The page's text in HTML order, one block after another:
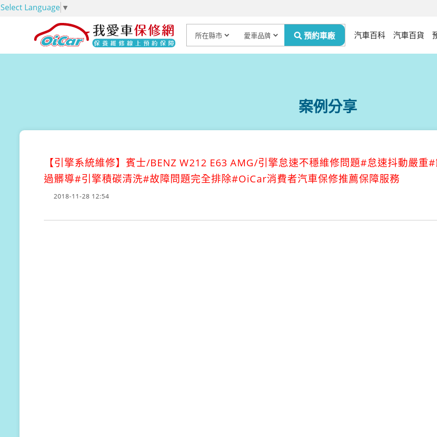
Select Language ▼
汽車百科 汽車百貨
案例分享
【引擎系統維修】 賓士/BENZ W212 E63 AMG/引擎怠速不穩維修問題#怠速抖動嚴重
過髒導#引擎積碳清洗#故障問題完全排除#OiCar消費者汽車保修推薦保障服務
2018-11-28 12:54